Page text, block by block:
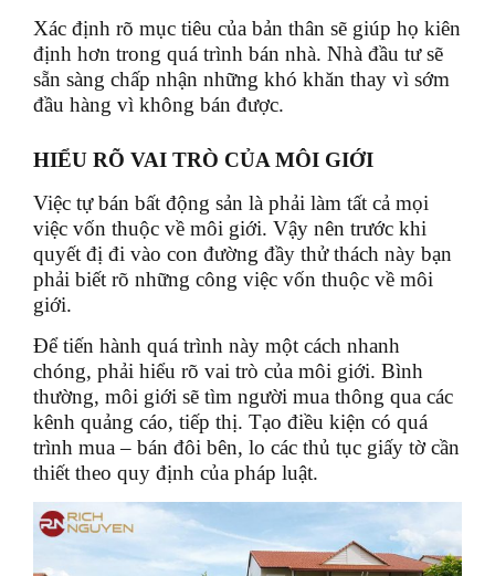
Xác định rõ mục tiêu của bản thân sẽ giúp họ kiên
định hơn trong quá trình bán nhà. Nhà đầu tư sẽ
sẵn sàng chấp nhận những khó khăn thay vì sớm
đầu hàng vì không bán được.
HIỂU RÕ VAI TRÒ CỦA MÔI GIỚI
Việc tự bán bất động sản là phải làm tất cả mọi
việc vốn thuộc về môi giới. Vậy nên trước khi
quyết đị đi vào con đường đầy thử thách này bạn
phải biết rõ những công việc vốn thuộc về môi
giới.
Để tiến hành quá trình này một cách nhanh
chóng, phải hiểu rõ vai trò của môi giới. Bình
thường, môi giới sẽ tìm người mua thông qua các
kênh quảng cáo, tiếp thị. Tạo điều kiện có quá
trình mua – bán đôi bên, lo các thủ tục giấy tờ cần
thiết theo quy định của pháp luật.